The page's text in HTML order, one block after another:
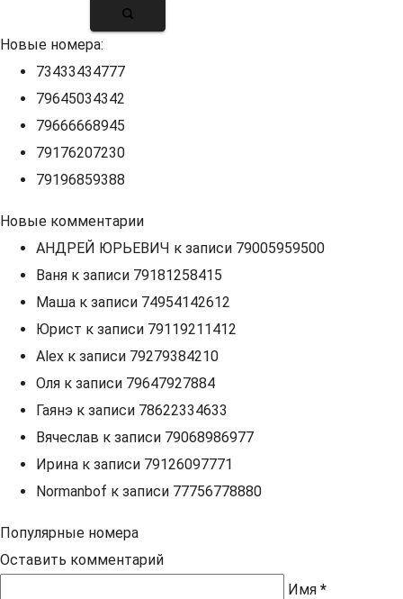
Новые номера:
73433434777
79645034342
79666668945
79176207230
79196859388
Новые комментарии
АНДРЕЙ ЮРЬЕВИЧ к записи 79005959500
Ваня к записи 79181258415
Маша к записи 74954142612
Юрист к записи 79119211412
Alex к записи 79279384210
Оля к записи 79647927884
Гаянэ к записи 78622334633
Вячеслав к записи 79068986977
Ирина к записи 79126097771
Normanbof к записи 77756778880
Популярные номера
Оставить комментарий
Имя *